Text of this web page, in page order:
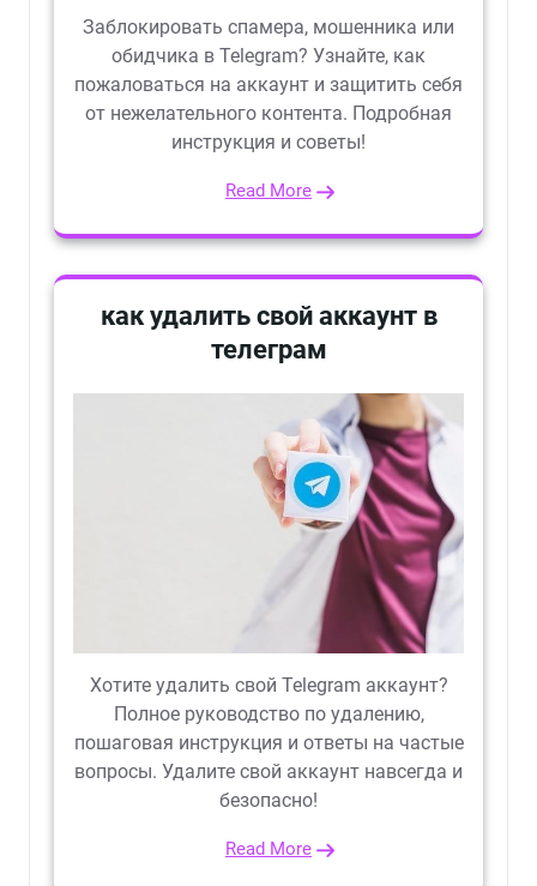
Заблокировать спамера, мошенника или
обидчика в Telegram? Узнайте, как
пожаловаться на аккаунт и защитить себя
от нежелательного контента. Подробная
инструкция и советы!
Read More
как удалить свой аккаунт в
телеграм
Хотите удалить свой Telegram аккаунт?
Полное руководство по удалению,
пошаговая инструкция и ответы на частые
вопросы. Удалите свой аккаунт навсегда и
безопасно!
Read More